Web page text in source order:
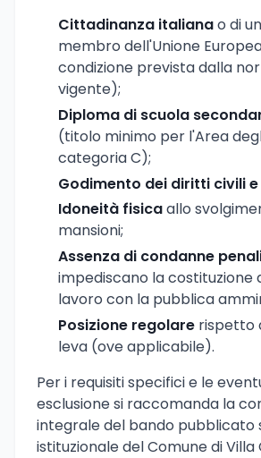
Cittadinanza italianao di
membro dell'Unione
condizione prevista dalla
vigente);
Diploma di scuola
(titolo minimo per l'Area
categoria C);
Godimento dei diritti civili
Idoneità fisicaallo
mansioni;
Assenza di condanne
impediscano la costituzione
lavoro con la pubblica
Posizione regolare rispetto
leva (ove applicabile).
Per i requisiti specifici e le
esclusione si raccomanda la
integrale del bando pubblicato
istituzionale del Comune di Villa